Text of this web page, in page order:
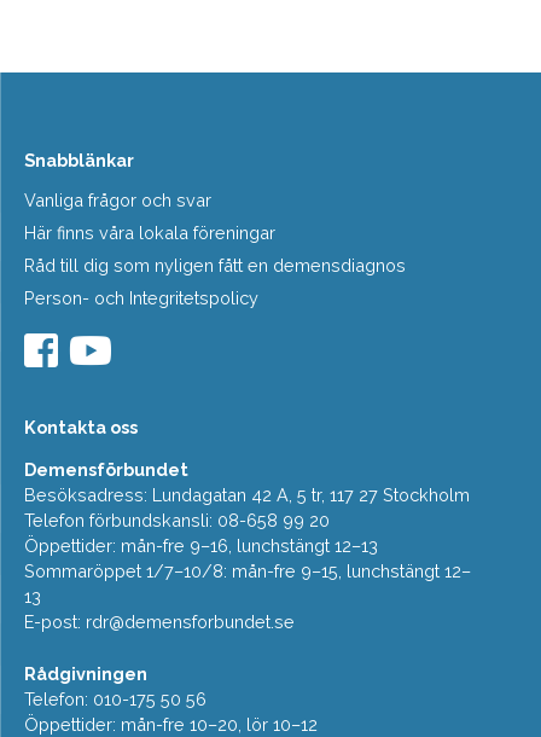
Snabblänkar
Vanliga frågor och svar
Här finns våra lokala föreningar
Råd till dig som nyligen fått en demensdiagnos
Person- och Integritetspolicy
Kontakta oss
Demensförbundet
Besöksadress: Lundagatan 42 A, 5 tr, 117 27 Stockholm
Telefon förbundskansli: 08-658 99 20
Öppettider: mån-fre 9–16, lunchstängt 12–13
Sommaröppet 1/7–10/8: mån-fre 9–15, lunchstängt 12–
13
E-post: rdr@demensforbundet.se
Rådgivningen
Telefon: 010-175 50 56
Öppettider: mån-fre 10–20, lör 10–12